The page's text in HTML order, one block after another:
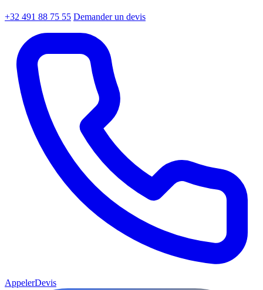
+32 491 88 75 55 Demander un devis
AppelerDevis